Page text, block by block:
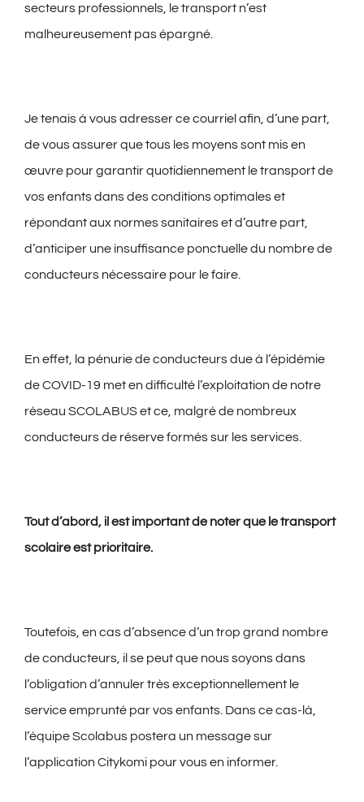
secteurs professionnels, le transport n’est
malheureusement pas épargné.
Je tenais à vous adresser ce courriel afin, d’une part,
de vous assurer que tous les moyens sont mis en
œuvre pour garantir quotidiennement le transport de
vos enfants dans des conditions optimales et
répondant aux normes sanitaires et d’autre part,
d’anticiper une insuffisance ponctuelle du nombre de
conducteurs nécessaire pour le faire.
En effet, la pénurie de conducteurs due à l’épidémie
de COVID-19 met en difficulté l’exploitation de notre
réseau SCOLABUS et ce, malgré de nombreux
conducteurs de réserve formés sur les services.
Tout d’abord, il est important de noter que le transport
scolaire est prioritaire.
Toutefois, en cas d’absence d’un trop grand nombre
de conducteurs, il se peut que nous soyons dans
l’obligation d’annuler très exceptionnellement le
service emprunté par vos enfants. Dans ce cas-là,
l’équipe Scolabus postera un message sur
l’application Citykomi pour vous en informer.